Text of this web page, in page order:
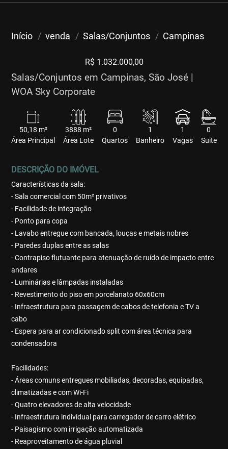
Início venda Salas/Conjuntos Campinas
R$ 1.032.000,00
Salas/Conjuntos em Campinas, São José |
WOA Sky Corporate
50,18 m²
Área Principal
3888 m²
Área Lote
0
Quartos
1
Banheiro
1
Vagas
0
Suite
DESCRIÇÃO DO IMÓVEL
Características da sala:
- Sala comercial com 50m² privativos
- Facilidade de integração
- Ponto para copa
- Lavabo entregue com bancada, louças e metais nobres
- Paredes duplas entre as salas
- Contrapiso flutuante para atenuação de ruído de impacto entre
andares
- Luminárias e lâmpadas instaladas
- Revestimento do piso em porcelanato 60x60cm
- Infraestrutura para passagem de cabos de telefonia e TV a
cabo
- Espera para ar condicionado split com área técnica para
condensadora
Facilidades:
- Áreas comuns entregues mobiliadas, decoradas, equipadas,
climatizadas e com Wi-Fi
- Quatro elevadores de alta velocidade
- Infraestrutura individual para carregador de carro elétrico
- Paisagismo com irrigação automatizada
- Reaproveitamento de água pluvial